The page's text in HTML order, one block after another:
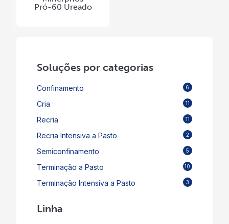
Pró-60 Ureado
Soluções por categorias
Confinamento 6
Cria 11
Recria 11
Recria Intensiva a Pasto 2
Semiconfinamento 5
Terminação a Pasto 10
Terminação Intensiva a Pasto 3
Linha